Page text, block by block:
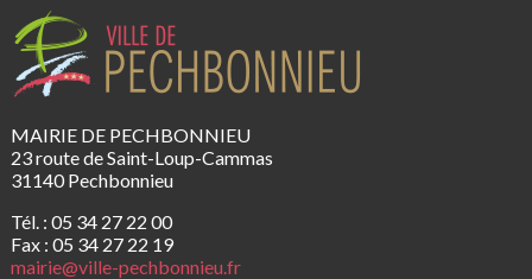
MAIRIE DE PECHBONNIEU
23 route de Saint-Loup-Cammas
31140 Pechbonnieu
Tél. : 05 34 27 22 00
Fax : 05 34 27 22 19
mairie@ville-pechbonnieu.fr